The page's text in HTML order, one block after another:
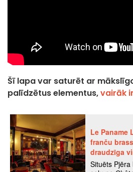
Šī lapa var saturēt ar
palīdzētus elementus,vairāk